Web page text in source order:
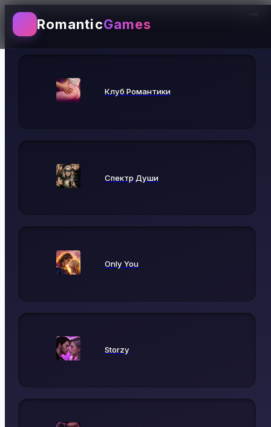
RomanticGames
Выбирай игру
Клуб Романтики
Спектр Души
Only You
Storzy